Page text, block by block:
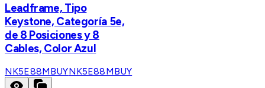
Leadframe, Tipo
Keystone, Categoría 5e,
de 8 Posiciones y 8
Cables, Color Azul
NK5E88MBUYNK5E88MBUY